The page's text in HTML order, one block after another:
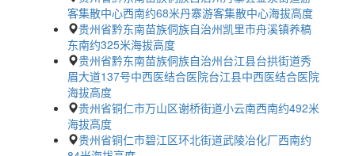
客集散中心西南约68米丹寨游客集散中心海拔高度
贵州省黔东南苗族侗族自治州凯里市舟溪镇养稿
东南约325米海拔高度
贵州省黔东南苗族侗族自治州台江县台拱街道秀
眉大道137号中西医结合医院台江县中西医结合医院
海拔高度
贵州省铜仁市万山区谢桥街道小云南西南约492米
海拔高度
贵州省铜仁市碧江区环北街道武陵冶化厂西南约